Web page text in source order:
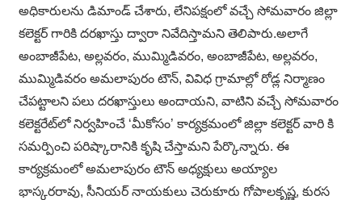
అధికారులను డిమాండ్ చేశారు, లేనిపక్షంలో వచ్చే సోమవారం జిల్లా
కలెక్టర్ గారికి దరఖాస్తు ద్వారా నివేదిస్తామని తెలిపారు.అలాగే
అంబాజీపేట, అల్లవరం, ముమ్మిడివరం, అంబాజీపేట, అల్లవరం,
ముమ్మిడివరం అమలాపురం టౌన్, వివిధ గ్రామాల్లో రోడ్ల నిర్మాణం
చేపట్టాలని పలు దరఖాస్తులు అందాయని, వాటిని వచ్చే సోమవారం
కలెక్టరేట్‌లో నిర్వహించే ‘మీకోసం’ కార్యక్రమంలో జిల్లా కలెక్టర్ వారి కి
సమర్పించి పరిష్కారానికి కృషి చేస్తామని పేర్కొన్నారు. ఈ
కార్యక్రమంలో అమలాపురం టౌన్ అధ్యక్షులు అయ్యాల
భాస్కరరావు, సీనియర్ నాయకులు చెరుకూరు గోపాలకృష్ణ, కురస